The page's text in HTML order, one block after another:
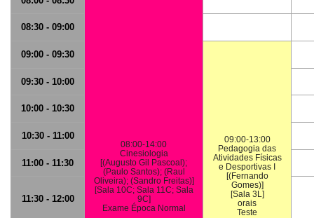
08:00-14:00
Cinesiologia
[(Augusto Gil Pascoal);
(Paulo Santos); (Raul
Oliveira); (Sandro Freitas)]
[Sala 10C; Sala 11C; Sala
9C]
Exame Época Normal
08:30 - 09:00
09:00 - 09:30
09:00-13:00
Pedagogia das
Atividades Físicas
e Desportivas I
[(Fernando
Gomes)]
[Sala 3L]
orais
Teste
09:30 - 10:00
10:00 - 10:30
10:30 - 11:00
11:00 - 11:30
11:30 - 12:00